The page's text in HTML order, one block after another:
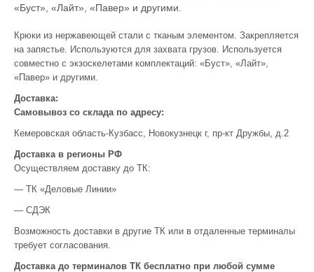
«Буст», «Лайт», «Павер» и другими.
Крюки из нержавеющей стали с тканым элементом. Закрепляется
на запястье. Используются для захвата грузов. Используется
совместно с экзоскелетами комплектаций: «Буст», «Лайт»,
«Павер» и другими.
Доставка:
Самовывоз со склада по адресу:
Кемеровская область-Кузбасс, Новокузнецк г, пр-кт Дружбы, д.2
Доставка в регионы РФ
Осуществляем доставку до ТК:
— ТК «Деловые Линии»
— СДЭК
Возможность доставки в другие ТК или в отдаленные терминалы
требует согласования.
Доставка до терминалов ТК бесплатно при любой сумме